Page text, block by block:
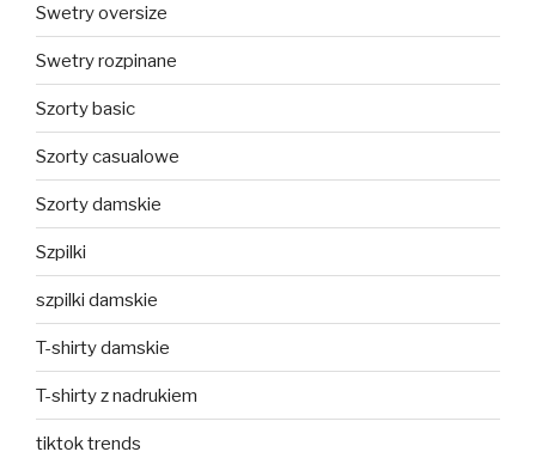
Swetry oversize
Swetry rozpinane
Szorty basic
Szorty casualowe
Szorty damskie
Szpilki
szpilki damskie
T-shirty damskie
T-shirty z nadrukiem
tiktok trends